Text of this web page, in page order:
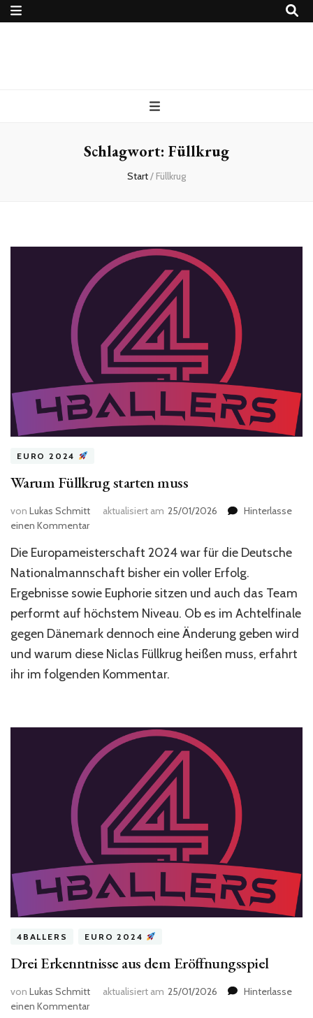
Fußballblog
Schlagwort: Füllkrug
Start/ Füllkrug
EURO 2024
Warum Füllkrug starten muss
von Lukas Schmitt aktualisiert am 25/01/2026
Hinterlasse
einen Kommentarzu
Füllkrug
starten
Die Europameisterschaft 2024 war für die Deutsche
Nationalmannschaft bisher ein voller Erfolg.
Ergebnisse sowie Euphorie sitzen und auch das Team
performt auf höchstem Niveau. Ob es im Achtelfinale
gegen Dänemark dennoch eine Änderung geben wird
und warum diese Niclas Füllkrug heißen muss, erfahrt
ihr im folgenden Kommentar.
4BALLERS EURO 2024
Drei Erkenntnisse aus dem Eröffnungsspiel
von Lukas Schmitt aktualisiert am 25/01/2026
Hinterlasse
einen Kommentarzu